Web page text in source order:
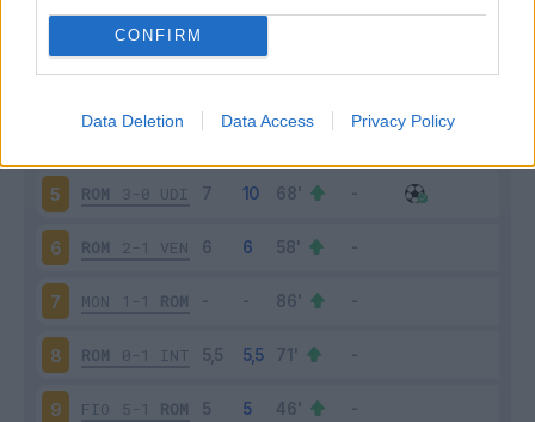
CONFIRM
Data Deletion Data Access Privacy Policy
1-2 EMP
5 ROM 3-0 UDI
6 ROM 2-1 VEN
7 MON 1-1 ROM
8 ROM 0-1 INT
9 FIO 5-1 ROM